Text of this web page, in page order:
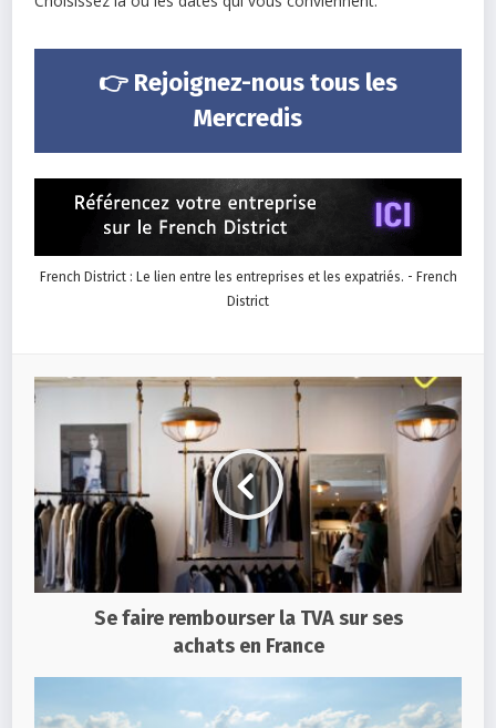
👉 Rejoignez-nous tous les
Mercredis
French District : Le lien entre les entreprises et les expatriés. - French
District
Se faire rembourser la TVA sur ses
achats en France